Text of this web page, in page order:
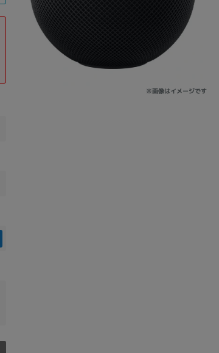
※画像はイメージです
Ryzen 5